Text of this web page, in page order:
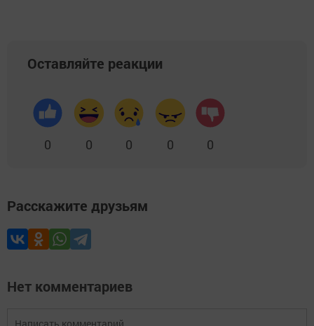
Оставляйте реакции
0 0 0 0 0
Расскажите друзьям
Нет комментариев